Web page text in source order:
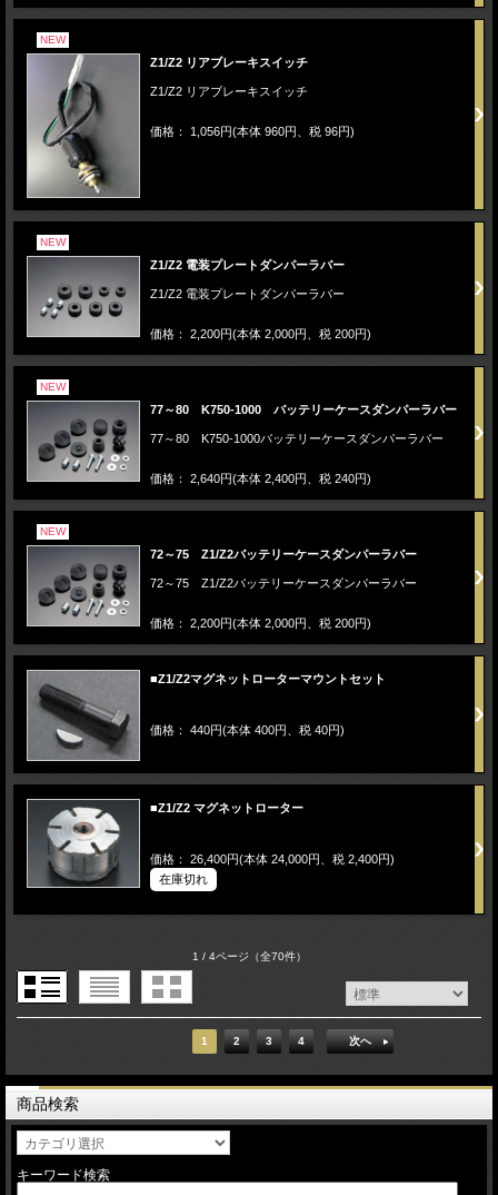
NEW
Z1/Z2 リアブレーキスイッチ
Z1/Z2 リアブレーキスイッチ
価格： 1,056円(本体 960円、税 96円)
NEW
Z1/Z2 電装プレートダンパーラバー
Z1/Z2 電装プレートダンパーラバー
価格： 2,200円(本体 2,000円、税 200円)
NEW
77～80 K750-1000 バッテリーケースダンパーラバー
77～80 K750-1000バッテリーケースダンパーラバー
価格： 2,640円(本体 2,400円、税 240円)
NEW
72～75 Z1/Z2バッテリーケースダンパーラバー
72～75 Z1/Z2バッテリーケースダンパーラバー
価格： 2,200円(本体 2,000円、税 200円)
■Z1/Z2マグネットローターマウントセット
価格： 440円(本体 400円、税 40円)
■Z1/Z2 マグネットローター
価格： 26,400円(本体 24,000円、税 2,400円)
在庫切れ
1 / 4ページ（全70件）
1 2 3 4 次へ
商品検索
キーワード検索